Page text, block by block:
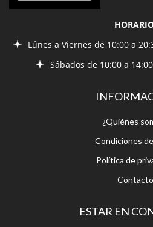
Lúnes a Viernes de 10:00 a
Sábados de 10:00 a
¿Quiénes
Condiciones
Política de
Contacto
ESTAR EN